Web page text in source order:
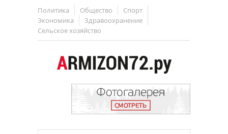
Политика Общество
Спорт
Экономика
Здравоохранение
Сельское хозяйство